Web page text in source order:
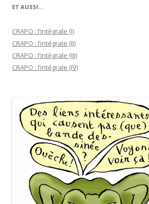
ET AUSSI…
CRAPO : l’intégrale (I)
CRAPO : l’intégrale (II)
CRAPO : l’intégrale (III)
CRAPO : l’intégrale (IV)